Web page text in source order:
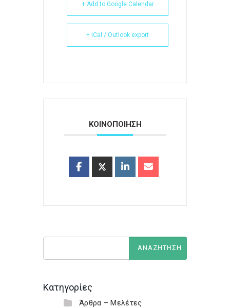
+ Add to Google Calendar
+ iCal / Outlook export
ΚΟΙΝΟΠΟΙΗΣΗ
Κατηγορίες
Άρθρα – Μελέτες